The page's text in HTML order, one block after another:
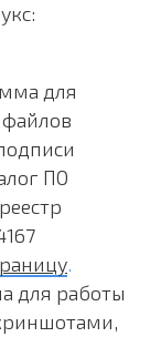
для
ПО
.
для работы